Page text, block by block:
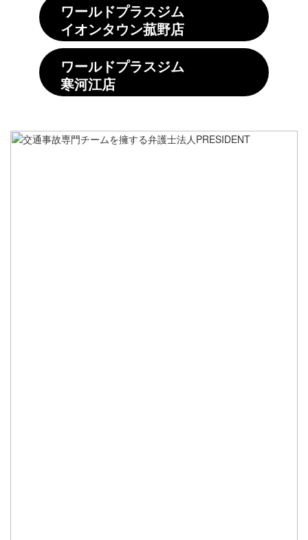
ワールドプラスジム
イオンタウン菰野店
ワールドプラスジム
寒河江店